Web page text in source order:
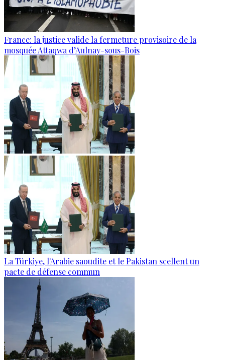
France: la justice valide la fermeture provisoire de la
mosquée Attaqwa d’Aulnay-sous-Bois
La Türkiye, l'Arabie saoudite et le Pakistan scellent un
pacte de défense commun